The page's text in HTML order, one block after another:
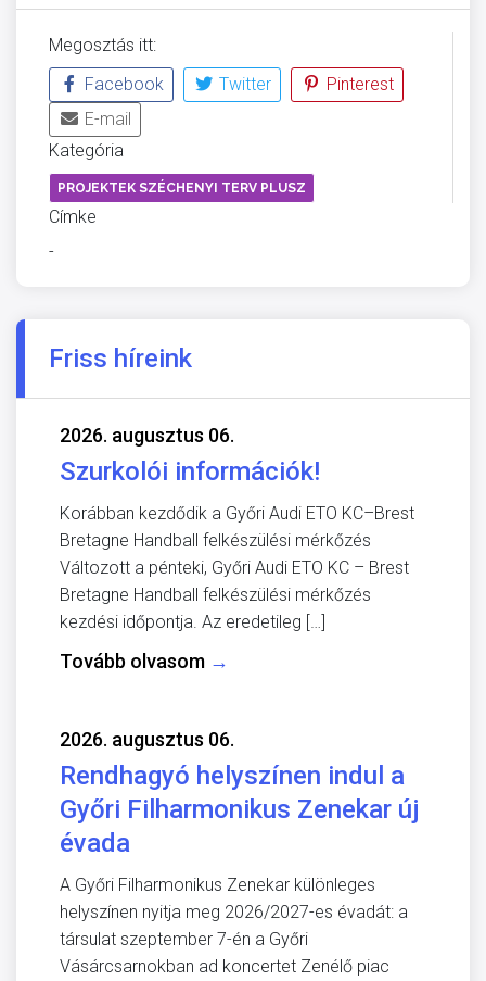
Megosztás itt:
Facebook
Twitter
Pinterest
E-mail
Kategória
PROJEKTEK SZÉCHENYI TERV PLUSZ
Címke
-
Friss híreink
2026. augusztus 06.
Szurkolói információk!
Korábban kezdődik a Győri Audi ETO KC–Brest
Bretagne Handball felkészülési mérkőzés
Változott a pénteki, Győri Audi ETO KC – Brest
Bretagne Handball felkészülési mérkőzés
kezdési időpontja. Az eredetileg […]
Tovább olvasom →
2026. augusztus 06.
Rendhagyó helyszínen indul a
Győri Filharmonikus Zenekar új
évada
A Győri Filharmonikus Zenekar különleges
helyszínen nyitja meg 2026/2027-es évadát: a
társulat szeptember 7-én a Győri
Vásárcsarnokban ad koncertet Zenélő piac